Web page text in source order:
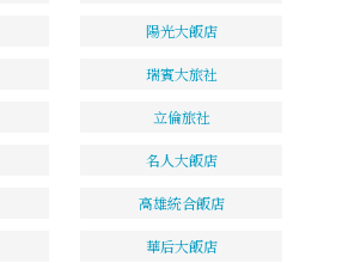
陽光大飯店
瑞賓大旅社
立倫旅社
名人大飯店
高雄統合飯店
華后大飯店